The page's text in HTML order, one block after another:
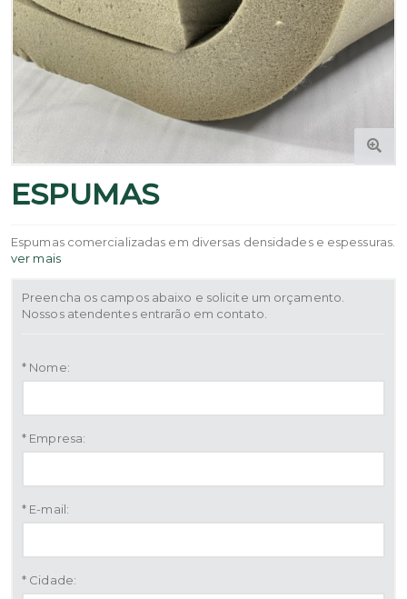
ESPUMAS
Espumas comercializadas em diversas densidades e espessuras.
ver mais
Preencha os campos abaixo e solicite um orçamento.
Nossos atendentes entrarão em contato.
* Nome:
* Empresa:
* E-mail:
* Cidade: